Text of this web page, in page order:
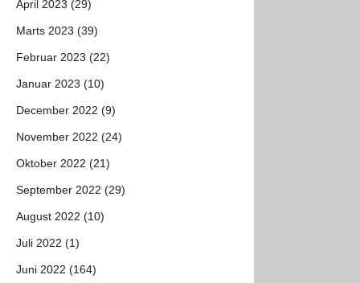
April 2023 (29)
Marts 2023 (39)
Februar 2023 (22)
Januar 2023 (10)
December 2022 (9)
November 2022 (24)
Oktober 2022 (21)
September 2022 (29)
August 2022 (10)
Juli 2022 (1)
Juni 2022 (164)